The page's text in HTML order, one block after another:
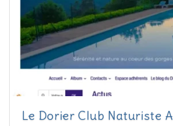
Le Dorier Club Naturiste